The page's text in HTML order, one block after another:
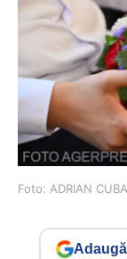
Foto: ADRIAN